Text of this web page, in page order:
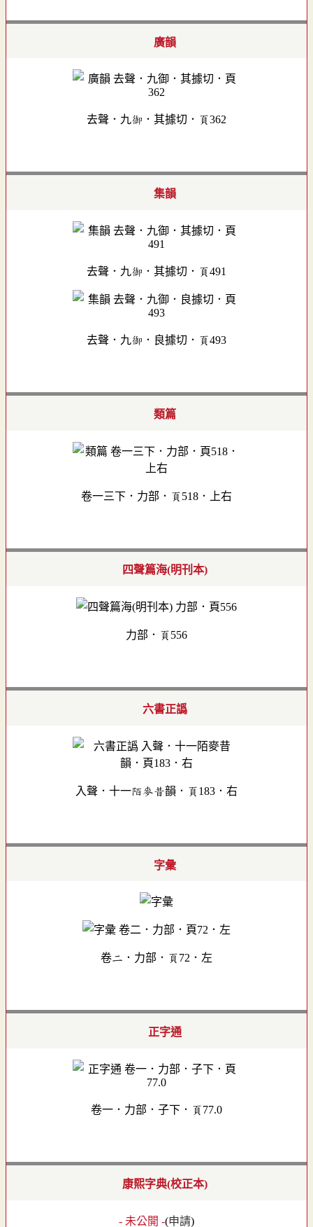
廣韻
去聲．九御．其據切．頁362
集韻
去聲．九御．其據切．頁491
去聲．九御．良據切．頁493
類篇
卷一三下．力部．頁518．上右
四聲篇海(明刊本)
力部．頁556
六書正譌
入聲．十一陌麥昔韻．頁183．右
字彙
卷二．力部．頁72．左
正字通
卷一．力部．子下．頁77.0
康熙字典(校正本)
- 未公開 -(申請)